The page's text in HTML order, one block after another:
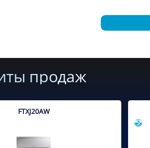
продаж
FTXJ20AW